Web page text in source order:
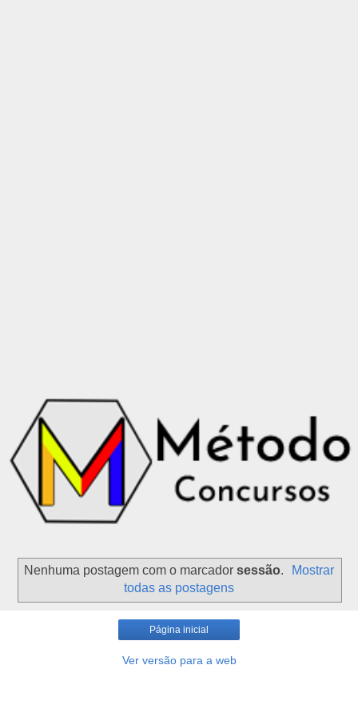
Nenhuma postagem com o marcador sessão.
Mostrar
todas as postagens
Página inicial
Ver versão para a web